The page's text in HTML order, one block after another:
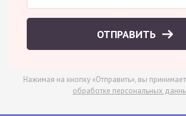
ОТПРАВИТЬ
Нажимая на кнопку «Отправить», вы
обработке персональных